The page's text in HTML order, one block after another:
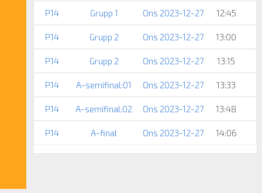
P14 Grupp 1 Ons 2023-12-27 12:45
P14 Grupp 2 Ons 2023-12-27 13:00
P14 Grupp 2 Ons 2023-12-27 13:15
P14 A-semifinal:01 Ons 2023-12-27 13:33
P14 A-semifinal:02 Ons 2023-12-27 13:48
P14 A-final Ons 2023-12-27 14:06